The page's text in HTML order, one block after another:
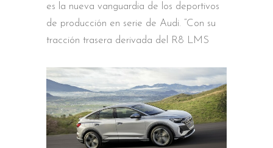
es la nueva vanguardia de los deportivos
de producción en serie de Audi. “Con su
tracción trasera derivada del R8 LMS